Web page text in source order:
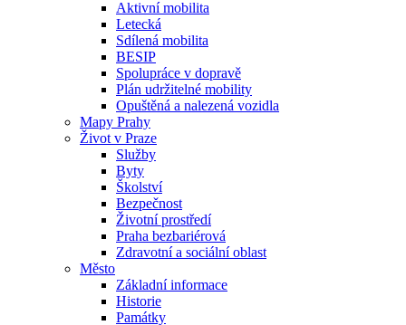
Aktivní mobilita
Letecká
Sdílená mobilita
BESIP
Spolupráce v dopravě
Plán udržitelné mobility
Opuštěná a nalezená vozidla
Mapy Prahy
Život v Praze
Služby
Byty
Školství
Bezpečnost
Životní prostředí
Praha bezbariérová
Zdravotní a sociální oblast
Město
Základní informace
Historie
Památky